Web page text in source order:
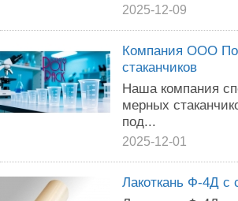
2025-12-09
Компания ООО
стаканчиков
Наша компания
мерных
под...
2025-12-01
Лaкоткaнь Ф-4Д с